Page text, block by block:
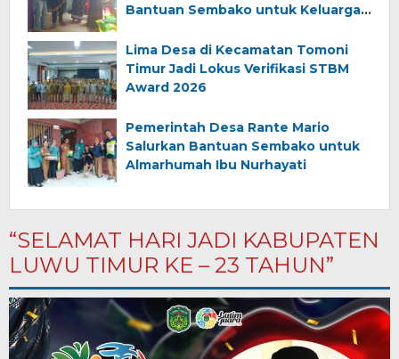
Bantuan Sembako untuk Keluarga
Lima Desa di Kecamatan Tomoni
Timur Jadi Lokus Verifikasi STBM
Award 2026
Pemerintah Desa Rante Mario
Salurkan Bantuan Sembako untuk
Almarhumah Ibu Nurhayati
“SELAMAT HARI JADI KABUPATEN
LUWU TIMUR KE – 23 TAHUN”